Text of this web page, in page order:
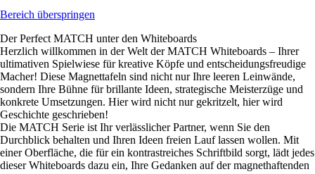
Bereich überspringen
Der Perfect MATCH unter den Whiteboards
Herzlich willkommen in der Welt der MATCH Whiteboards – Ihrer
ultimativen Spielwiese für kreative Köpfe und entscheidungsfreudige
Macher! Diese Magnettafeln sind nicht nur Ihre leeren Leinwände,
sondern Ihre Bühne für brillante Ideen, strategische Meisterzüge und
konkrete Umsetzungen. Hier wird nicht nur gekritzelt, hier wird
Geschichte geschrieben!
Die MATCH Serie ist Ihr verlässlicher Partner, wenn Sie den
Durchblick behalten und Ihren Ideen freien Lauf lassen wollen. Mit
einer Oberfläche, die für ein kontrastreiches Schriftbild sorgt, lädt jedes
dieser Whiteboards dazu ein, Ihre Gedanken auf der magnethaftenden